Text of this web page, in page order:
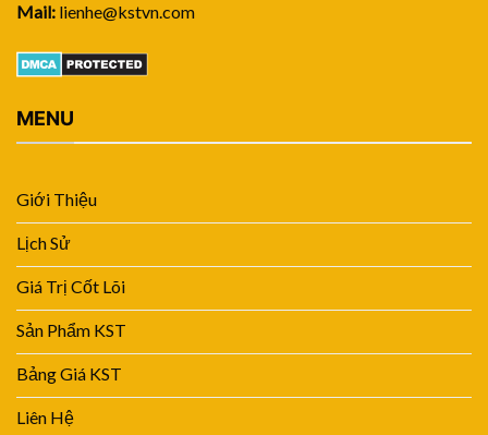
Mail: lienhe@kstvn.com
MENU
Giới Thiệu
Lịch Sử
Giá Trị Cốt Lõi
Sản Phẩm KST
Bảng Giá KST
Liên Hệ